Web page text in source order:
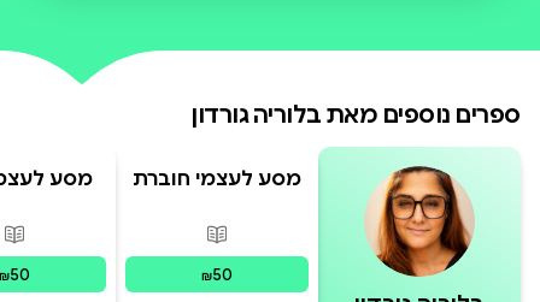
ספרים נוספים מאת בלוריה גורדון
מסע לעצמי חוברת
פורמטים זמינים
מודפס
₪50
מסע
₪50